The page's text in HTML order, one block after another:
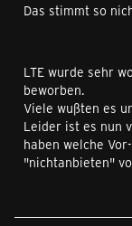
Das stimmt so
LTE wurde sehr
beworben.
Viele wußten es
Leider ist es nun
haben welche
"nichtanbieten"